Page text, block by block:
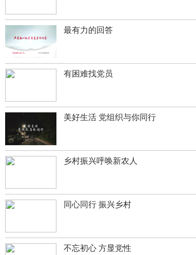
最有力的回答
有困难找党员
美好生活 党组织与你同行
乡村振兴呼唤新农人
同心同行 振兴乡村
不忘初心 方显党性